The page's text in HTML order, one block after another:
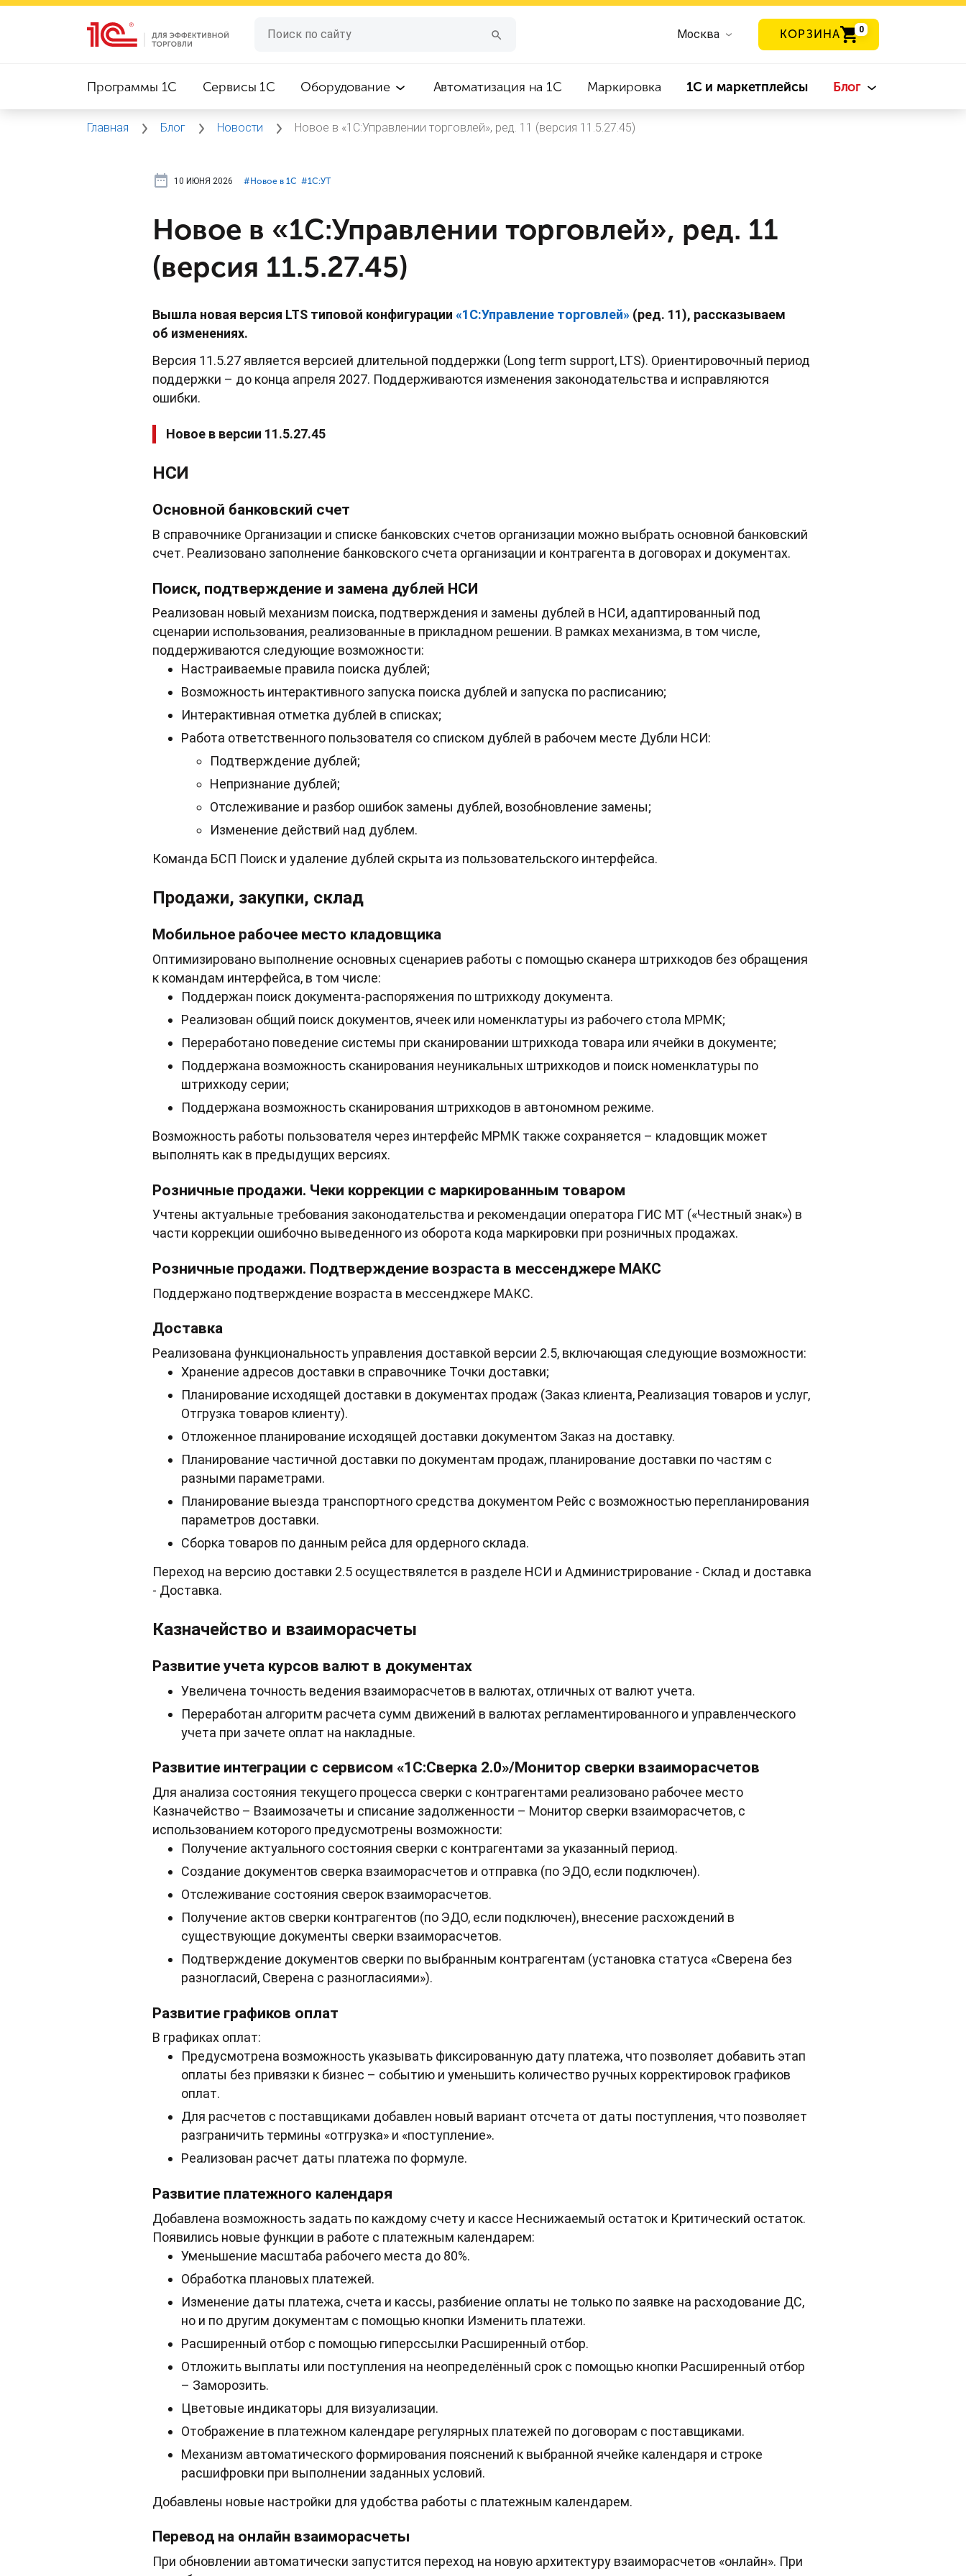
Москва КОРЗИНА 0
Программы 1C Сервисы 1C Оборудование Автоматизация на 1С Маркировка 1С и маркетплейсы Блог
Главная Блог Новости Новое в «1С:Управлении торговлей», ред. 11 (версия 11.5.27.45)
10 ИЮНЯ 2026 #⁣Новое в 1С #⁣1С:УТ
Новое в «1С:Управлении торговлей», ред. 11
(версия 11.5.27.45)
Вышла новая версия LTS типовой конфигурации «1С:Управление торговлей» (ред. 11), рассказываем
об изменениях.
Версия 11.5.27 является версией длительной поддержки (Long term support, LTS). Ориентировочный период
поддержки – до конца апреля 2027. Поддерживаются изменения законодательства и исправляются
ошибки.
Новое в версии 11.5.27.45
НСИ
Основной банковский счет
В справочнике Организации и списке банковских счетов организации можно выбрать основной банковский
счет. Реализовано заполнение банковского счета организации и контрагента в договорах и документах.
Поиск, подтверждение и замена дублей НСИ
Реализован новый механизм поиска, подтверждения и замены дублей в НСИ, адаптированный под
сценарии использования, реализованные в прикладном решении. В рамках механизма, в том числе,
поддерживаются следующие возможности:
Настраиваемые правила поиска дублей;
Возможность интерактивного запуска поиска дублей и запуска по расписанию;
Интерактивная отметка дублей в списках;
Работа ответственного пользователя со списком дублей в рабочем месте Дубли НСИ:
Подтверждение дублей;
Непризнание дублей;
Отслеживание и разбор ошибок замены дублей, возобновление замены;
Изменение действий над дублем.
Команда БСП Поиск и удаление дублей скрыта из пользовательского интерфейса.
Продажи, закупки, склад
Мобильное рабочее место кладовщика
Оптимизировано выполнение основных сценариев работы с помощью сканера штрихкодов без обращения
к командам интерфейса, в том числе:
Поддержан поиск документа-распоряжения по штрихкоду документа.
Реализован общий поиск документов, ячеек или номенклатуры из рабочего стола МРМК;
Переработано поведение системы при сканировании штрихкода товара или ячейки в документе;
Поддержана возможность сканирования неуникальных штрихкодов и поиск номенклатуры по
штрихкоду серии;
Поддержана возможность сканирования штрихкодов в автономном режиме.
Возможность работы пользователя через интерфейс МРМК также сохраняется – кладовщик может
выполнять как в предыдущих версиях.
Розничные продажи. Чеки коррекции с маркированным товаром
Учтены актуальные требования законодательства и рекомендации оператора ГИС МТ («Честный знак») в
части коррекции ошибочно выведенного из оборота кода маркировки при розничных продажах.
Розничные продажи. Подтверждение возраста в мессенджере МАКС
Поддержано подтверждение возраста в мессенджере МАКС.
Доставка
Реализована функциональность управления доставкой версии 2.5, включающая следующие возможности:
Хранение адресов доставки в справочнике Точки доставки;
Планирование исходящей доставки в документах продаж (Заказ клиента, Реализация товаров и услуг,
Отгрузка товаров клиенту).
Отложенное планирование исходящей доставки документом Заказ на доставку.
Планирование частичной доставки по документам продаж, планирование доставки по частям с
разными параметрами.
Планирование выезда транспортного средства документом Рейс с возможностью перепланирования
параметров доставки.
Сборка товаров по данным рейса для ордерного склада.
Переход на версию доставки 2.5 осуществялется в разделе НСИ и Администрирование - Склад и доставка
- Доставка.
Казначейство и взаиморасчеты
Развитие учета курсов валют в документах
Увеличена точность ведения взаиморасчетов в валютах, отличных от валют учета.
Переработан алгоритм расчета сумм движений в валютах регламентированного и управленческого
учета при зачете оплат на накладные.
Развитие интеграции с сервисом «1С:Сверка 2.0»/Монитор сверки взаиморасчетов
Для анализа состояния текущего процесса сверки с контрагентами реализовано рабочее место
Казначейство – Взаимозачеты и списание задолженности – Монитор сверки взаиморасчетов, с
использованием которого предусмотрены возможности:
Получение актуального состояния сверки с контрагентами за указанный период.
Создание документов сверка взаиморасчетов и отправка (по ЭДО, если подключен).
Отслеживание состояния сверок взаиморасчетов.
Получение актов сверки контрагентов (по ЭДО, если подключен), внесение расхождений в
существующие документы сверки взаиморасчетов.
Подтверждение документов сверки по выбранным контрагентам (установка статуса «Сверена без
разногласий, Сверена с разногласиями»).
Развитие графиков оплат
В графиках оплат:
Предусмотрена возможность указывать фиксированную дату платежа, что позволяет добавить этап
оплаты без привязки к бизнес – событию и уменьшить количество ручных корректировок графиков
оплат.
Для расчетов с поставщиками добавлен новый вариант отсчета от даты поступления, что позволяет
разграничить термины «отгрузка» и «поступление».
Реализован расчет даты платежа по формуле.
Развитие платежного календаря
Добавлена возможность задать по каждому счету и кассе Неснижаемый остаток и Критический остаток.
Появились новые функции в работе с платежным календарем:
Уменьшение масштаба рабочего места до 80%.
Обработка плановых платежей.
Изменение даты платежа, счета и кассы, разбиение оплаты не только по заявке на расходование ДС,
но и по другим документам с помощью кнопки Изменить платежи.
Расширенный отбор с помощью гиперссылки Расширенный отбор.
Отложить выплаты или поступления на неопределённый срок с помощью кнопки Расширенный отбор
– Заморозить.
Цветовые индикаторы для визуализации.
Отображение в платежном календаре регулярных платежей по договорам с поставщиками.
Механизм автоматического формирования пояснений к выбранной ячейке календаря и строке
расшифровки при выполнении заданных условий.
Добавлены новые настройки для удобства работы с платежным календарем.
Перевод на онлайн взаиморасчеты
При обновлении автоматически запустится переход на новую архитектуру взаиморасчетов «онлайн». При